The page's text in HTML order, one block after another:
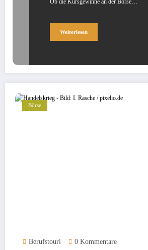
Ob die Kursgewinne an der Börse…
Weiterlesen
Börse
Berufstouri 0 Kommentare